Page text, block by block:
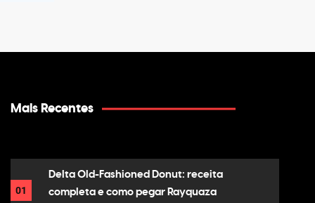
Mais Recentes
01
Delta Old-Fashioned Donut: receita
completa e como pegar Rayquaza